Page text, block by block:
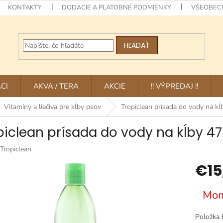
KONTAKTY DODACIE A PLATOBNÉ PODMIENKY
HĽADAŤ
AKVA / TERA AKCIE !! VÝPREDAJ !!
Vitamíny a liečiva pre kĺby psov Tropiclean prísada do vody na
prísada do vody na kĺby
Tropiclean
cena:
Položka